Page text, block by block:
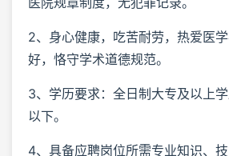
2、身心健康，吃苦耐劳，热爱医
好，恪守学术道德规范。
3、学历要求：全日制大专及以上
以下。
4、具备应聘岗位所需专业知识、